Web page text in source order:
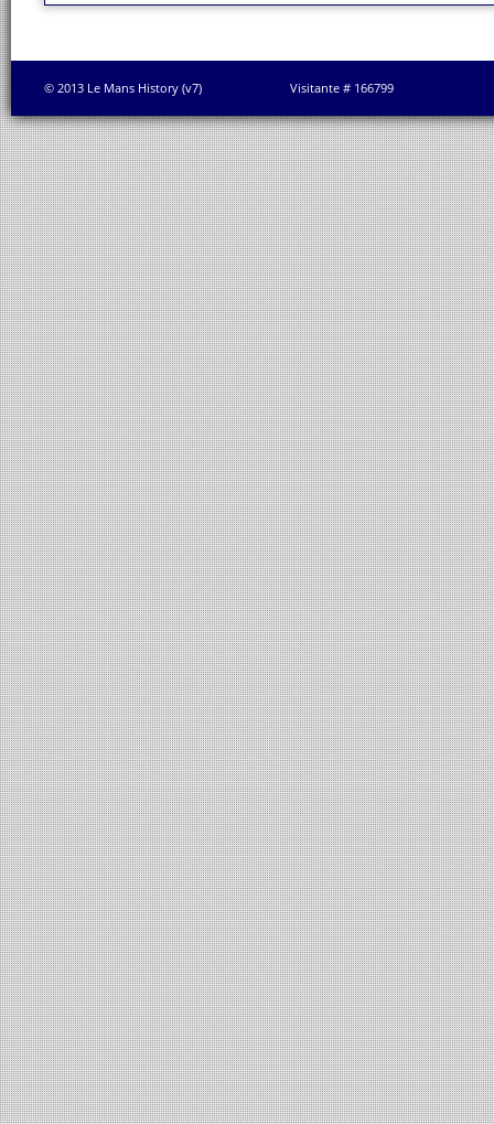
© 2013 Le Mans History (v7) Visitante # 166799